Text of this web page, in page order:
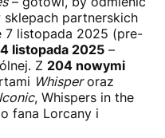
sklepach partnerskich
7 listopada 2025 (pre-
listopada 2025 –
Z 204 nowymi
Whisperoraz
Iconic, Whispers in the
fana Lorcany i